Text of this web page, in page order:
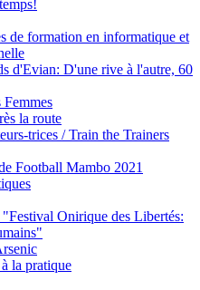
de formation en informatique et
d'Evian: D'une rive à l'autre, 60
la route
trices / Train the Trainers
Football Mambo 2021
Onirique des Libertés:
la pratique